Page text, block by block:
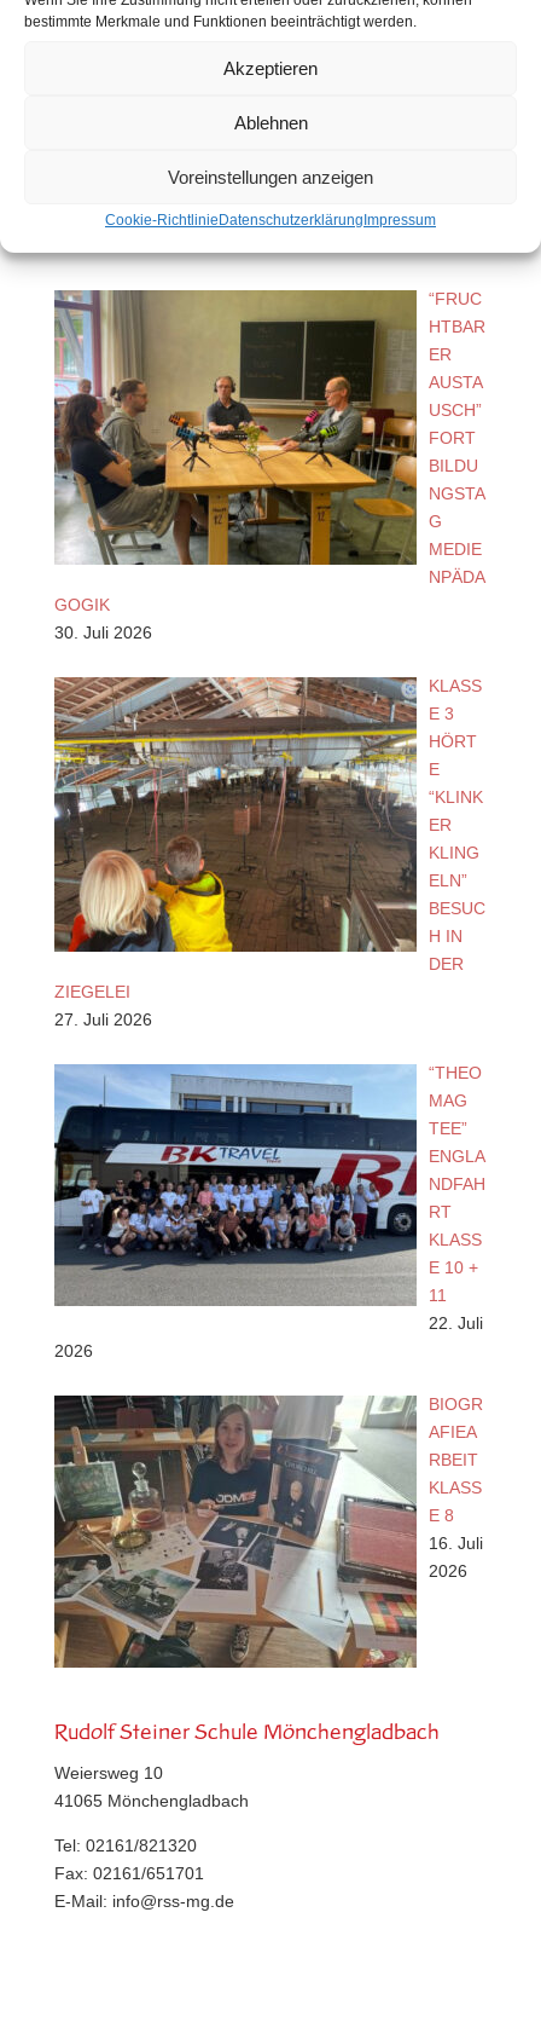
bestimmte Merkmale und Funktionen beeinträchtigt werden.
Akzeptieren
Ablehnen
Voreinstellungen anzeigen
Cookie-Richtlinie Datenschutzerklärung ImpressumAugust
“FRUC
HTBAR
ER
AUSTA
USCH”
FORT
BILDU
NGSTA
G
MEDIE
NPÄDA
GOGIK
30. Juli 2026
KLASS
E 3
HÖRT
E
“KLINK
ER
KLING
ELN”
BESUC
H IN
DER
ZIEGELEI
27. Juli 2026
“THEO
MAG
TEE”
ENGLA
NDFAH
RT
KLASS
E 10 +
11
22. Juli
2026
BIOGR
AFIEA
RBEIT
KLASS
E 8
16. Juli
2026
Rudolf Steiner Schule Mönchengladbach
Weiersweg 10
41065 Mönchengladbach
Tel: 02161/821320
Fax: 02161/651701
E-Mail: info@rss-mg.de